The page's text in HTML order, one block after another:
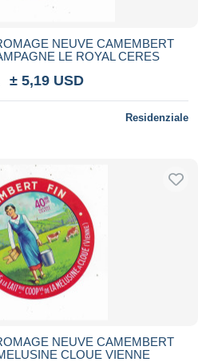
NEUVE CAMEMBERT
LE ROYAL CERES
± 5,19 USD
Residenziale
NEUVE CAMEMBERT
CLOUE VIENNE